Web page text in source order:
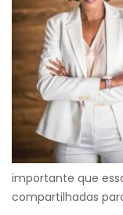
importante que
compartilhadas